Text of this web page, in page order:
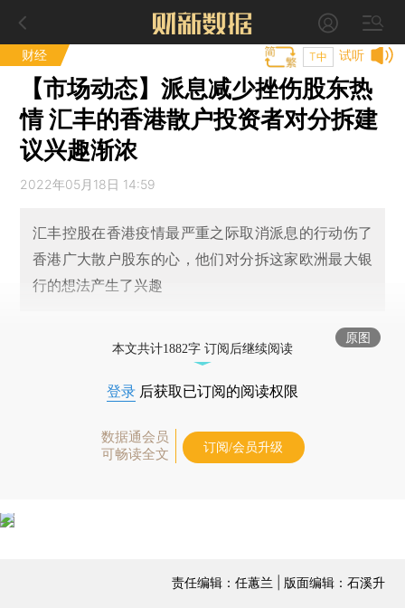
财经 试听
T中
【市场动态】派息减少挫伤股东热
情 汇丰的香港散户投资者对分拆建
议兴趣渐浓
2022年05月18日 14:59
汇丰控股在香港疫情最严重之际取消派息的行动伤了
香港广大散户股东的心，他们对分拆这家欧洲最大银
行的想法产生了兴趣
原图
本文共计1882字 订阅后继续阅读
登录 后获取已订阅的阅读权限
数据通会员
可畅读全文
订阅/会员升级
责任编辑：任蕙兰 | 版面编辑：石溪升